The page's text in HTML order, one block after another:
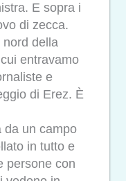
E sopra i
di zecca.
nord della
entravamo
e
di Erez. È
da un campo
in tutto e
persone con